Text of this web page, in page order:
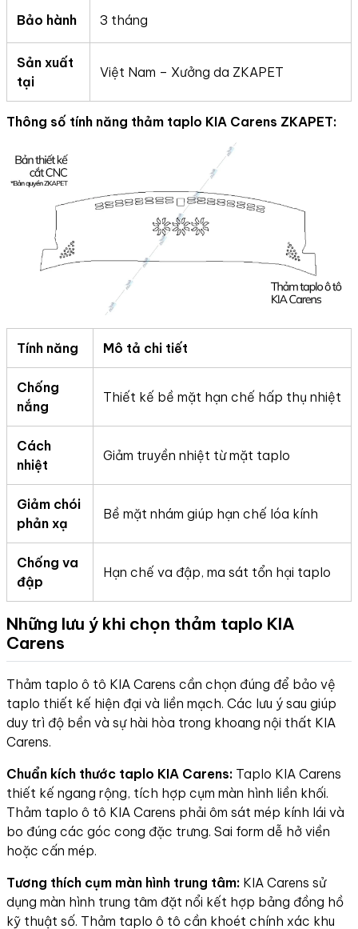
Bảo hành 3 tháng
Sản xuất
tại
Việt Nam – Xưởng da ZKAPET
Thông số tính năng thảm taplo KIA Carens ZKAPET:
Tính năng Mô tả chi tiết
Chống
nắng
Thiết kế bề mặt hạn chế hấp thụ nhiệt
Cách
nhiệt
Giảm truyền nhiệt từ mặt taplo
Giảm chói
phản xạ
Bề mặt nhám giúp hạn chế lóa kính
Chống va
đập
Hạn chế va đập, ma sát tổn hại taplo
Những lưu ý khi chọn thảm taplo KIA
Carens
Thảm taplo ô tô KIA Carens cần chọn đúng để bảo vệ
taplo thiết kế hiện đại và liền mạch. Các lưu ý sau giúp
duy trì độ bền và sự hài hòa trong khoang nội thất KIA
Carens.
Chuẩn kích thước taplo KIA Carens: Taplo KIA Carens
thiết kế ngang rộng, tích hợp cụm màn hình liền khối.
Thảm taplo ô tô KIA Carens phải ôm sát mép kính lái và
bo đúng các góc cong đặc trưng. Sai form dễ hở viền
hoặc cấn mép.
Tương thích cụm màn hình trung tâm: KIA Carens sử
dụng màn hình trung tâm đặt nổi kết hợp bảng đồng hồ
kỹ thuật số. Thảm taplo ô tô cần khoét chính xác khu